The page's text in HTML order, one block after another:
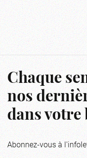
Chaque
nos
dans
Abonnez-vous à